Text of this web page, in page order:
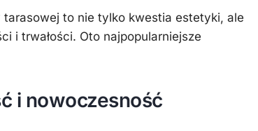
tarasowej to nie tylko kwestia estetyki, ale
i trwałości. Oto najpopularniejsze
i nowoczesność